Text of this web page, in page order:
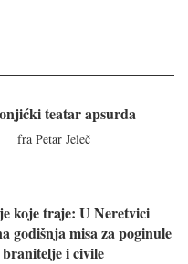
teatar apsurda
fra Petar Jeleč
koje traje: U Neretvici
godišnja misa za poginule
branitelje i civile